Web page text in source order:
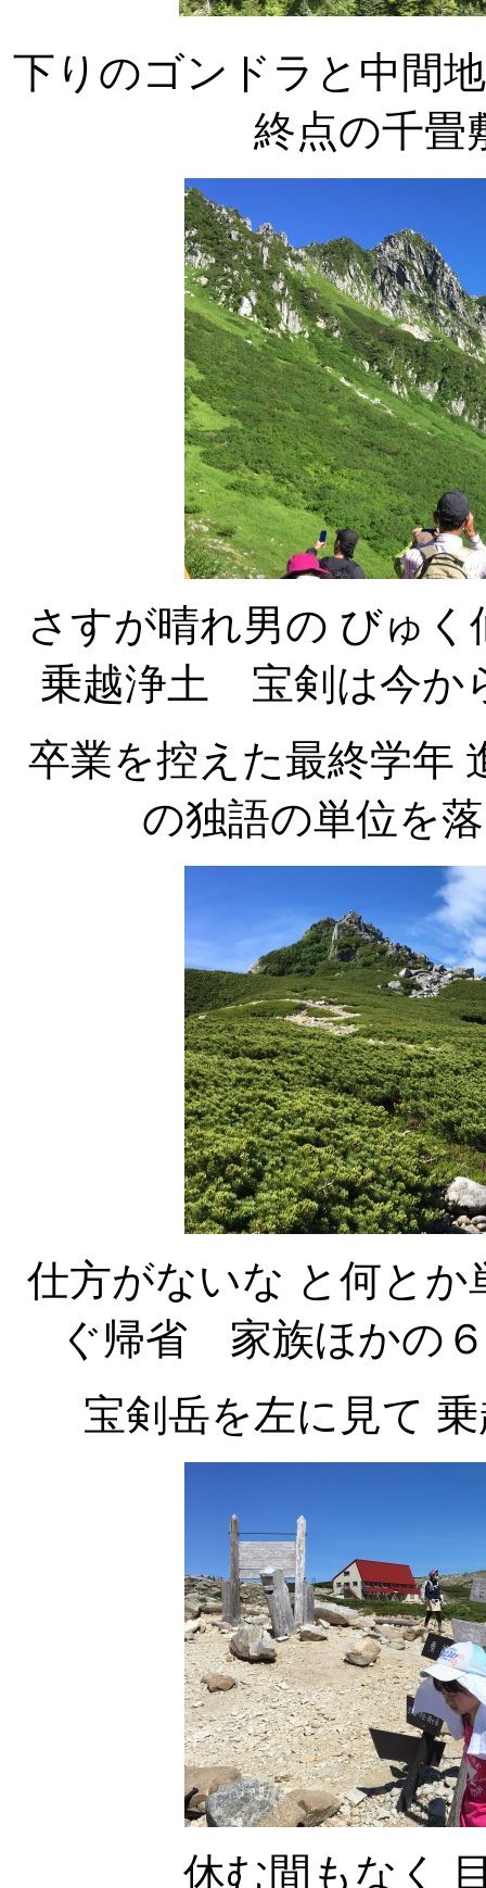
下りのゴンドラと中間
終点の千畳
さすが晴れ男の びゅ
乗越浄土 宝剣は今か
卒業を控えた最終学年
の独語の単位を
仕方がないな と何と
ぐ帰省 家族ほかの
宝剣岳を左に見て
休む間もなく